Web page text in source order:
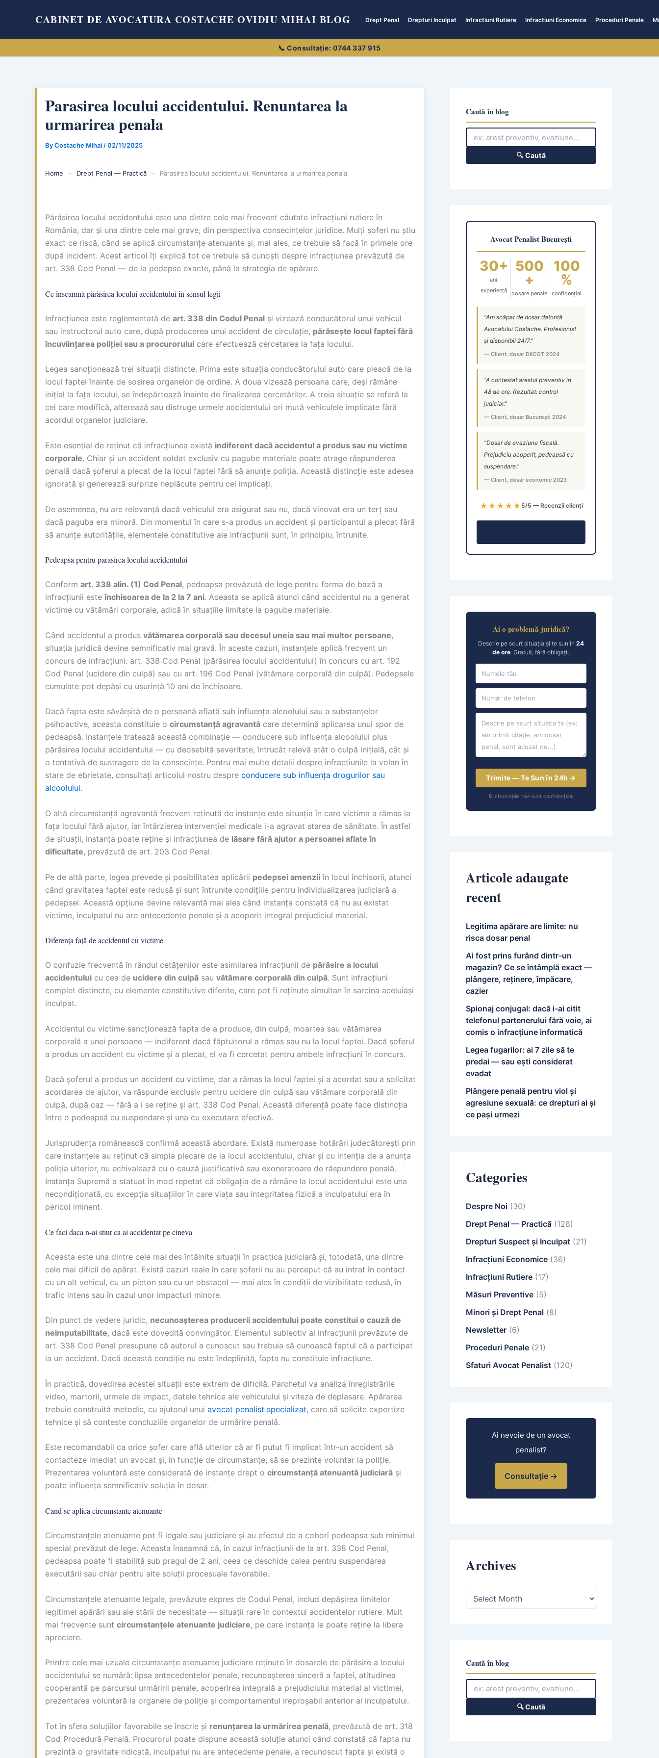
CABINET DE AVOCATURA COSTACHE OVIDIU MIHAI BLOG Drept Penal Drepturi Inculpat Infractiuni Rutiere Infractiuni Economice Proceduri Penale
Parasirea locului accidentului. Renuntarea la
urmarirea penala
ByCostache Mihai /02/11/2025
Home – Drept Penal — Practică – Parasirea locului accidentului. Renuntarea la urmarirea penala
Părăsirea locului accidentului este una dintre cele mai frecvent căutate infracțiuni rutiere în
România, dar și una dintre cele mai grave, din perspectiva consecințelor juridice. Mulți șoferi nu știu
exact ce riscă, când se aplică circumstanțe atenuante și, mai ales, ce trebuie să facă în primele ore
după incident. Acest articol îți explică tot ce trebuie să cunoști despre infracțiunea prevăzută de
art. 338 Cod Penal — de la pedepse exacte, până la strategia de apărare.
Ce înseamnă părăsirea locului accidentului în sensul legii
Infracțiunea este reglementată de art. 338 din Codul Penal și vizează conducătorul unui vehicul
sau instructorul auto care, după producerea unui accident de circulație, părăsește locul faptei fără
încuviințarea poliției sau a procurorului care efectuează cercetarea la fața locului.
Legea sancționează trei situații distincte. Prima este situația conducătorului auto care pleacă de la
locul faptei înainte de sosirea organelor de ordine. A doua vizează persoana care, deși rămâne
inițial la fața locului, se îndepărtează înainte de finalizarea cercetărilor. A treia situație se referă la
cel care modifică, alterează sau distruge urmele accidentului ori mută vehiculele implicate fără
acordul organelor judiciare.
Este esențial de reținut că infracțiunea există indiferent dacă accidentul a produs sau nu victime
corporale. Chiar și un accident soldat exclusiv cu pagube materiale poate atrage răspunderea
penală dacă șoferul a plecat de la locul faptei fără să anunțe poliția. Această distincție este adesea
ignorată și generează surprize neplăcute pentru cei implicați.
De asemenea, nu are relevanță dacă vehiculul era asigurat sau nu, dacă vinovat era un terț sau
dacă paguba era minoră. Din momentul în care s-a produs un accident și participantul a plecat fără
să anunțe autoritățile, elementele constitutive ale infracțiunii sunt, în principiu, întrunite.
Pedeapsa pentru parasirea locului accidentului
Conform art. 338 alin. (1) Cod Penal, pedeapsa prevăzută de lege pentru forma de bază a
infracțiunii esteînchisoarea de la 2 la 7 ani. Aceasta se aplică atunci când accidentul nu a generat
victime cu vătămări corporale, adică în situațiile limitate la pagube materiale.
Când accidentul a produs vătămarea corporală sau decesul uneia sau mai multor persoane,
situația juridică devine semnificativ mai gravă. În aceste cazuri, instanțele aplică frecvent un
concurs de infracțiuni: art. 338 Cod Penal (părăsirea locului accidentului) în concurs cu art. 192
Cod Penal (ucidere din culpă) sau cu art. 196 Cod Penal (vătămare corporală din culpă). Pedepsele
cumulate pot depăși cu ușurință 10 ani de închisoare.
Dacă fapta este săvârșită de o persoană aflată sub influența alcoolului sau a substanțelor
psihoactive, aceasta constituie o circumstanță agravantă care determină aplicarea unui spor de
pedeapsă. Instanțele tratează această combinație — conducere sub influența alcoolului plus
părăsirea locului accidentului — cu deosebită severitate, întrucât relevă atât o culpă inițială, cât și
o tentativă de sustragere de la consecințe. Pentru mai multe detalii despre infracțiunile la volan în
stare de ebrietate, consultați articolul nostru despre conducere sub influența drogurilor sau
alcoolului.
O altă circumstanță agravantă frecvent reținută de instanțe este situația în care victima a rămas la
fața locului fără ajutor, iar întârzierea intervenției medicale i-a agravat starea de sănătate. În astfel
de situații, instanța poate reține și infracțiunea de lăsare fără ajutor a persoanei aflate în
dificultate, prevăzută de art. 203 Cod Penal.
Pe de altă parte, legea prevede și posibilitatea aplicării pedepsei amenzii în locul închisorii, atunci
când gravitatea faptei este redusă și sunt întrunite condițiile pentru individualizarea judiciară a
pedepsei. Această opțiune devine relevantă mai ales când instanța constată că nu au existat
victime, inculpatul nu are antecedente penale și a acoperit integral prejudiciul material.
Diferența față de accidentul cu victime
O confuzie frecventă în rândul cetățenilor este asimilarea infracțiunii de părăsire a locului
accidentului cu cea de ucidere din culpă sau vătămare corporală din culpă. Sunt infracțiuni
complet distincte, cu elemente constitutive diferite, care pot fi reținute simultan în sarcina aceluiași
inculpat.
Accidentul cu victime sancționează fapta de a produce, din culpă, moartea sau vătămarea
corporală a unei persoane — indiferent dacă făptuitorul a rămas sau nu la locul faptei. Dacă șoferul
a produs un accident cu victime și a plecat, el va fi cercetat pentru ambele infracțiuni în concurs.
Dacă șoferul a produs un accident cu victime, dar a rămas la locul faptei și a acordat sau a solicitat
acordarea de ajutor, va răspunde exclusiv pentru ucidere din culpă sau vătămare corporală din
culpă, după caz — fără a i se reține și art. 338 Cod Penal. Această diferență poate face distincția
între o pedeapsă cu suspendare și una cu executare efectivă.
Jurisprudența românească confirmă această abordare. Există numeroase hotărâri judecătorești prin
care instanțele au reținut că simpla plecare de la locul accidentului, chiar și cu intenția de a anunța
poliția ulterior, nu echivalează cu o cauză justificativă sau exoneratoare de răspundere penală.
Instanța Supremă a statuat în mod repetat că obligația de a rămâne la locul accidentului este una
necondiționată, cu excepția situațiilor în care viața sau integritatea fizică a inculpatului era în
pericol iminent.
Ce faci daca n-ai stiut ca ai accidentat pe cineva
Aceasta este una dintre cele mai des întâlnite situații în practica judiciară și, totodată, una dintre
cele mai dificil de apărat. Există cazuri reale în care șoferii nu au perceput că au intrat în contact
cu un alt vehicul, cu un pieton sau cu un obstacol — mai ales în condiții de vizibilitate redusă, în
trafic intens sau în cazul unor impacturi minore.
Din punct de vedere juridic, necunoașterea producerii accidentului poate constitui o cauză de
neimputabilitate, dacă este dovedită convingător. Elementul subiectiv al infracțiunii prevăzute de
art. 338 Cod Penal presupune că autorul a cunoscut sau trebuia să cunoască faptul că a participat
la un accident. Dacă această condiție nu este îndeplinită, fapta nu constituie infracțiune.
În practică, dovedirea acestei situații este extrem de dificilă. Parchetul va analiza înregistrările
video, martorii, urmele de impact, datele tehnice ale vehiculului și viteza de deplasare. Apărarea
trebuie construită metodic, cu ajutorul unui avocat penalist specializat, care să solicite expertize
tehnice și să conteste concluziile organelor de urmărire penală.
Este recomandabil ca orice șofer care află ulterior că ar fi putut fi implicat într-un accident să
contacteze imediat un avocat și, în funcție de circumstanțe, să se prezinte voluntar la poliție.
Prezentarea voluntară este considerată de instanțe drept o circumstanță atenuantă judiciară și
poate influența semnificativ soluția în dosar.
Cand se aplica circumstante atenuante
Circumstanțele atenuante pot fi legale sau judiciare și au efectul de a coborî pedeapsa sub minimul
special prevăzut de lege. Aceasta înseamnă că, în cazul infracțiunii de la art. 338 Cod Penal,
pedeapsa poate fi stabilită sub pragul de 2 ani, ceea ce deschide calea pentru suspendarea
executării sau chiar pentru alte soluții procesuale favorabile.
Circumstanțele atenuante legale, prevăzute expres de Codul Penal, includ depășirea limitelor
legitimei apărări sau ale stării de necesitate — situații rare în contextul accidentelor rutiere. Mult
mai frecvente sunt circumstanțele atenuante judiciare, pe care instanța le poate reține la libera
apreciere.
Printre cele mai uzuale circumstanțe atenuante judiciare reținute în dosarele de părăsire a locului
accidentului se numără: lipsa antecedentelor penale, recunoașterea sinceră a faptei, atitudinea
cooperantă pe parcursul urmăririi penale, acoperirea integrală a prejudiciului material al victimei,
prezentarea voluntară la organele de poliție și comportamentul ireproșabil anterior al inculpatului.
Tot în sfera soluțiilor favorabile se înscrie și renunțarea la urmărirea penală, prevăzută de art. 318
Cod Procedură Penală. Procurorul poate dispune această soluție atunci când constată că fapta nu
prezintă o gravitate ridicată, inculpatul nu are antecedente penale, a recunoscut fapta și există o
Caută în blog
🔍 Caută
Avocat Penalist București
30+
ani
experiență
500
+
dosare penale
100
%
confidențial
"Am scăpat de dosar datorită
Avocatului Costache. Profesionist
și disponibil 24/7."
— Client, dosar DIICOT 2024
"A contestat arestul preventiv în
48 de ore. Rezultat: control
judiciar."
— Client, dosar București 2024
"Dosar de evaziune fiscală.
Prejudiciu acoperit, pedeapsă cu
suspendare."
— Client, dosar economic 2023
★★★★★ 5/5 — Recenzii clienți
Ai o problemă juridică?
Descrie pe scurt situația și te sun în 24
de ore. Gratuit, fără obligații.
Trimite — Te Sun în 24h →
🔒 Informațiile tale sunt confidențiale
Articole adaugate
recent
Legitima apărare are limite: nu
risca dosar penal
Ai fost prins furând dintr-un
magazin? Ce se întâmplă exact —
plângere, reținere, împăcare,
cazier
Spionaj conjugal: dacă i-ai citit
telefonul partenerului fără voie, ai
comis o infracțiune informatică
Legea fugarilor: ai 7 zile să te
predai — sau ești considerat
evadat
Plângere penală pentru viol și
agresiune sexuală: ce drepturi ai și
ce pași urmezi
Categories
Despre Noi (30)
Drept Penal — Practică (128)
Drepturi Suspect și Inculpat (21)
Infracțiuni Economice (36)
Infracțiuni Rutiere (17)
Măsuri Preventive (5)
Minori și Drept Penal (8)
Newsletter (6)
Proceduri Penale (21)
Sfaturi Avocat Penalist (120)
Ai nevoie de un avocat
penalist?
Consultație →
Archives
A
s
Caută în blog
🔍 Caută